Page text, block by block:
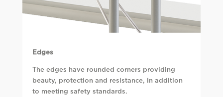
Edges
The edges have rounded corners providing
beauty, protection and resistance, in addition
to meeting safety standards.